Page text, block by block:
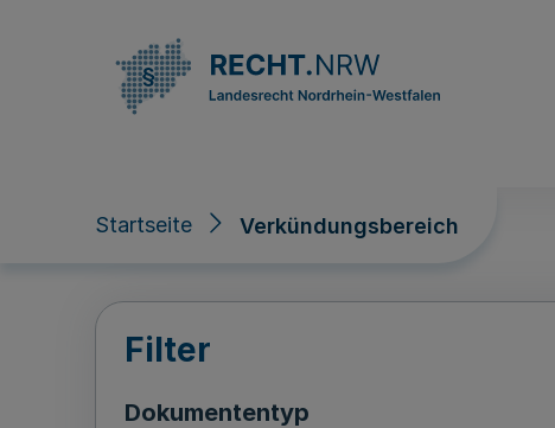
Startseite Verkündungsbereich
Verkündungsbereich
Filter
Dokumententyp